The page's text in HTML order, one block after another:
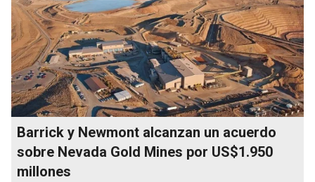
Barrick y Newmont alcanzan un acuerdo
sobre Nevada Gold Mines por US$1.950
millones